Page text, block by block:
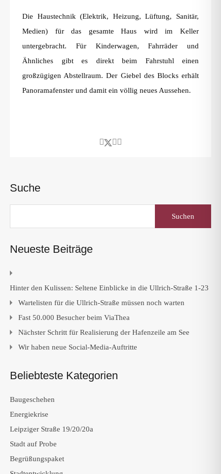
Die Haustechnik (Elektrik, Heizung, Lüftung, Sanitär,
Medien) für das gesamte Haus wird im Keller
untergebracht. Für Kinderwagen, Fahrräder und
Ähnliches gibt es direkt beim Fahrstuhl einen
großzügigen Abstellraum. Der Giebel des Blocks erhält
Panoramafenster und damit ein völlig neues Aussehen.
Suche
Neueste Beiträge
Hinter den Kulissen: Seltene Einblicke in die Ullrich-Straße 1-23
Wartelisten für die Ullrich-Straße müssen noch warten
Fast 50.000 Besucher beim ViaThea
Nächster Schritt für Realisierung der Hafenzeile am See
Wir haben neue Social-Media-Auftritte
Beliebteste Kategorien
Baugeschehen
Energiekrise
Leipziger Straße 19/20/20a
Stadt auf Probe
Begrüßungspaket